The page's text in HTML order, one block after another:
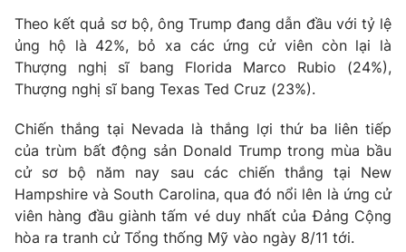
Theo kết quả sơ bộ, ông Trump đang dẫn đầu với tỷ lệ
ủng hộ là 42%, bỏ xa các ứng cử viên còn lại là
Thượng nghị sĩ bang Florida Marco Rubio (24%),
Thượng nghị sĩ bang Texas Ted Cruz (23%).
Chiến thắng tại Nevada là thắng lợi thứ ba liên tiếp
của trùm bất động sản Donald Trump trong mùa bầu
cử sơ bộ năm nay sau các chiến thắng tại New
Hampshire và South Carolina, qua đó nổi lên là ứng cử
viên hàng đầu giành tấm vé duy nhất của Đảng Cộng
hòa ra tranh cử Tổng thống Mỹ vào ngày 8/11 tới.